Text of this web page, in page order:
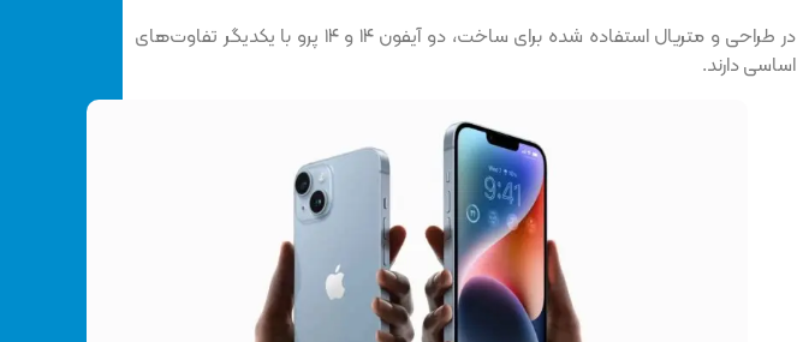
در طراحی و متریال استفاده شده برای ساخت، دو آیفون ۱۴ و ۱۴ پرو با یکدیگر تفاوت‌های
اساسی دارند.